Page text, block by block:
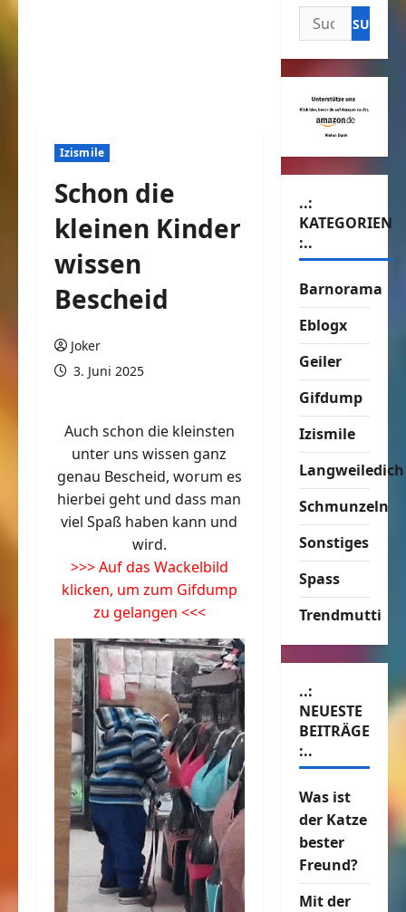
Izismile
Schon die
kleinen Kinder
wissen
Bescheid
Joker
3. Juni 2025
Auch schon die kleinsten
unter uns wissen ganz
genau Bescheid, worum es
hierbei geht und dass man
viel Spaß haben kann und
wird.
>>> Auf das Wackelbild
klicken, um zum Gifdump
zu gelangen <<<
Suchen
nach:
..:
KATEGORIEN
:..
Barnorama
Eblogx
Geiler
Gifdump
Izismile
Langweiledich
Schmunzeln
Sonstiges
Spass
Trendmutti
..:
NEUESTE
BEITRÄGE
:..
Was ist
der Katze
bester
Freund?
Mit der